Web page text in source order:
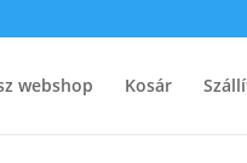
webshop Kosár